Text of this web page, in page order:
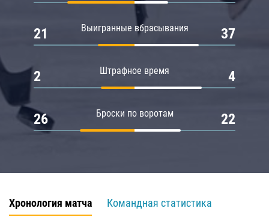
Выигранные вбрасывания
21 37
Штрафное время
2 4
Броски по воротам
26 22
Хронология матча
Командная статистика